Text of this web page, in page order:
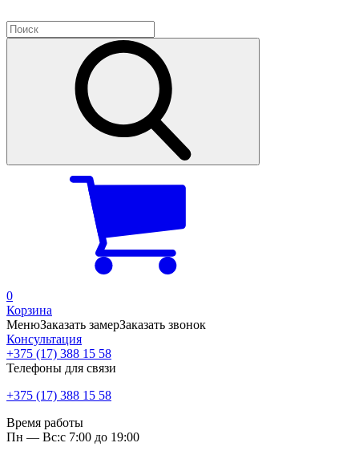
0
Корзина
МенюЗаказать замерЗаказать звонок
Консультация
+375 (17) 388 15 58
Телефоны для связи
+375 (17) 388 15 58
Время работы
Пн — Вс:с 7:00 до 19:00